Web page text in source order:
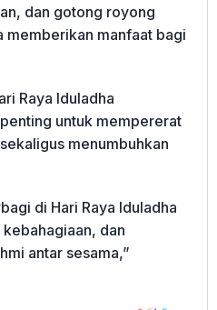
dan gotong royong
memberikan manfaat bagi
Raya Iduladha
untuk mempererat
menumbuhkan
di Hari Raya Iduladha
dan
antar sesama,”